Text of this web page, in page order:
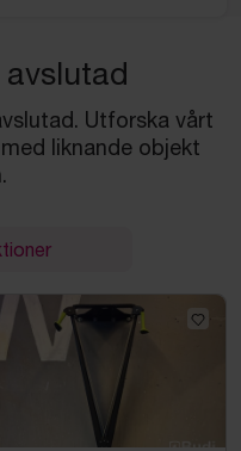
Utforska vårt
liknande objekt